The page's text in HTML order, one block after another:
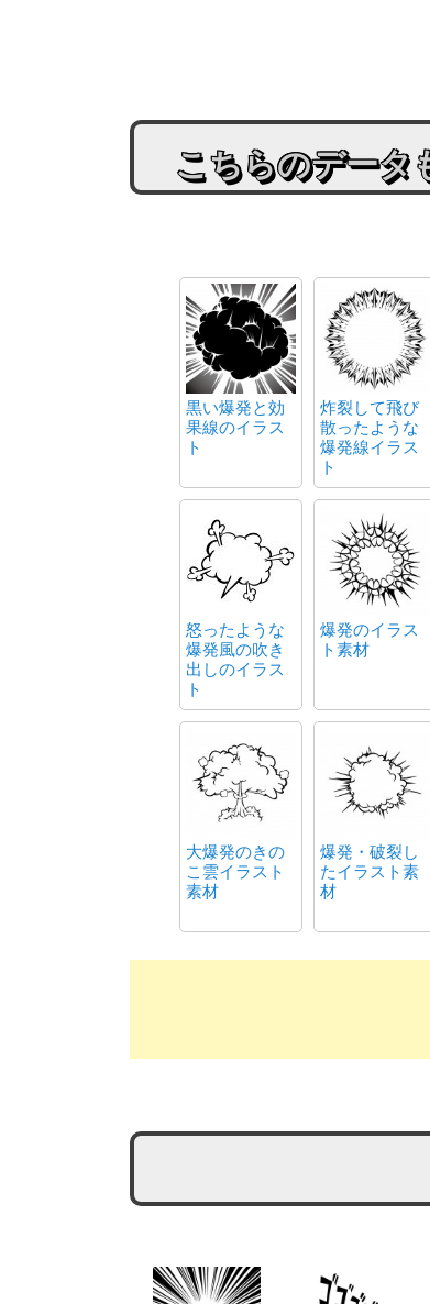
こちらのデータ
黒い爆発と効
果線のイラス
ト
炸裂して飛び
散ったような
爆発線イラス
ト
怒ったような
爆発風の吹き
出しのイラス
ト
爆発のイラス
ト素材
大爆発のきの
こ雲イラスト
素材
爆発・破裂し
たイラスト素
材